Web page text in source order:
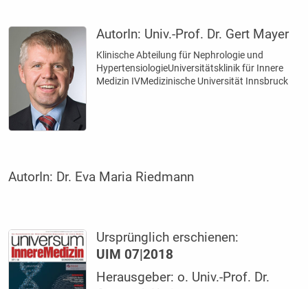
AutorIn: Univ.-Prof. Dr. Gert Mayer
Klinische Abteilung für Nephrologie und
HypertensiologieUniversitätsklinik für Innere
Medizin IVMedizinische Universität Innsbruck
AutorIn: Dr. Eva Maria Riedmann
Ursprünglich erschienen:
UIM 07|2018
Herausgeber: o. Univ.-Prof. Dr.